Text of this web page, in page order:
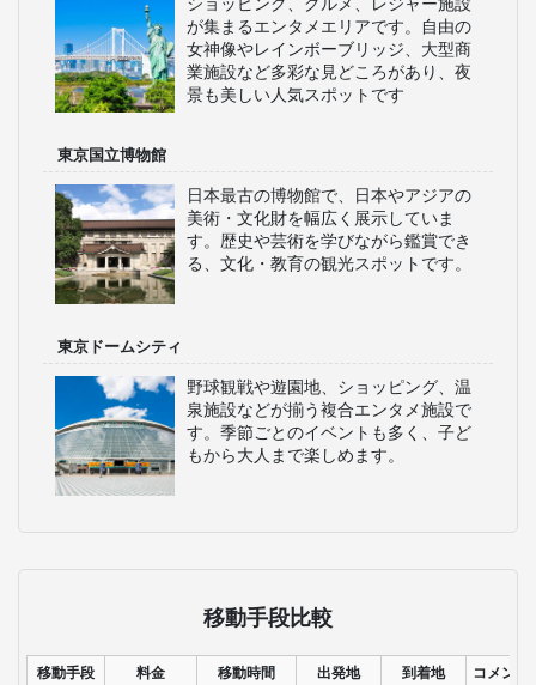
ショッピング、グルメ、レジャー施設
が集まるエンタメエリアです。自由の
女神像やレインボーブリッジ、大型商
業施設など多彩な見どころがあり、夜
景も美しい人気スポットです
東京国立博物館
日本最古の博物館で、日本やアジアの
美術・文化財を幅広く展示していま
す。歴史や芸術を学びながら鑑賞でき
る、文化・教育の観光スポットです。
東京ドームシティ
野球観戦や遊園地、ショッピング、温
泉施設などが揃う複合エンタメ施設で
す。季節ごとのイベントも多く、子ど
もから大人まで楽しめます。
移動手段比較
移動手段 料金 移動時間 出発地 到着地 コメント